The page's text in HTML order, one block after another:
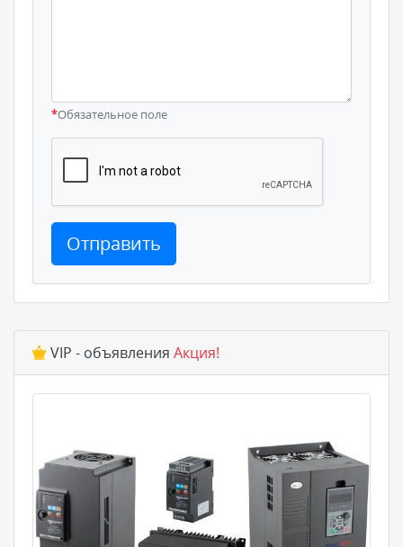
*Обязательное поле
Отправить
VIP - объявления Акция!